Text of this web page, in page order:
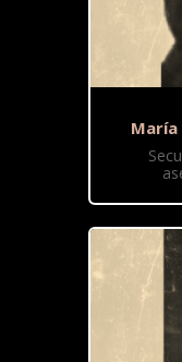
María